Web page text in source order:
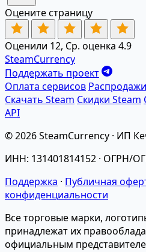
Оцените страницу
Оценили 12, Ср. оценка 4.9
SteamCurrency
Поддержать проект
Оплата сервисов
Скачать Steam Скидки Steam
API
© 2026 SteamCurrency · ИП
ИНН: 131401814152 · ОГРН/
Поддержка · Публичная
конфиденциальности
Все торговые марки,
принадлежат их
официальным